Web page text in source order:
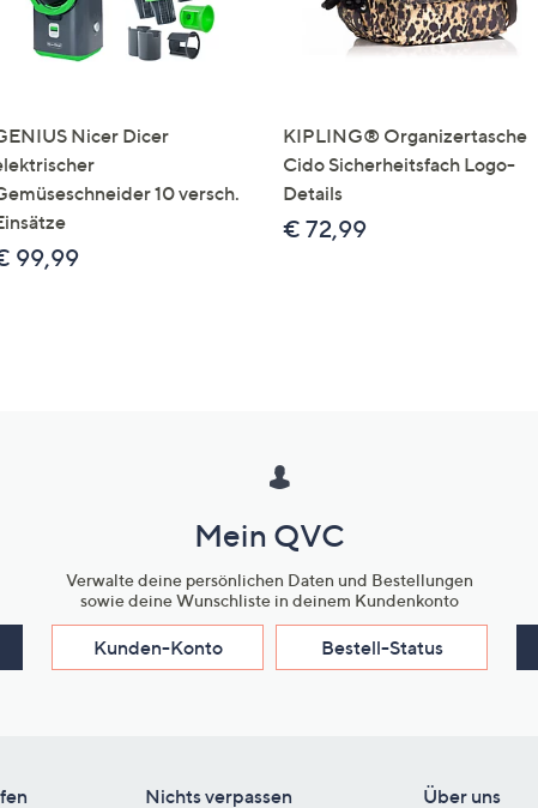
Nicer Dicer
10 versch.
99,99
KIPLING® Organizertasche
Cido Sicherheitsfach Logo-
Details
€ 72,99
Mein QVC
Verwalte deine persönlichen Daten und Bestellungen
sowie deine Wunschliste in deinem Kundenkonto
Kunden-Konto Bestell-Status
Nichts verpassen Über uns